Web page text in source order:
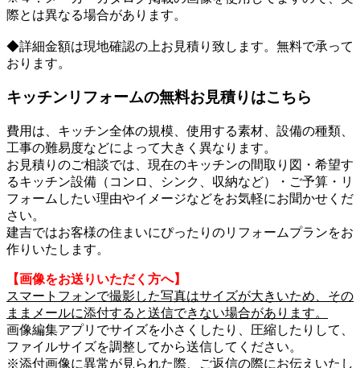
際とは異なる場合があります。
◆詳細金額は現地確認の上お見積り致します。無料で承って
おります。
キッチンリフォームの無料お見積りはこちら
費用は、キッチン全体の規模、使用する素材、設備の種類、
工事の難易度などによって大きく異なります。
お見積りのご相談では、現在のキッチンの間取り図・希望す
るキッチン設備（コンロ、シンク、収納など）・ご予算・リ
フォームしたい理由やイメージなどをお気軽にお聞かせくだ
さい。
建吉ではお客様の住まいにぴったりのリフォームプランをお
作りいたします。
【画像をお送りいただく方へ】
スマートフォンで撮影した写真はサイズが大きいため、その
ままメールに添付すると送信できない場合があります。
画像編集アプリでサイズを小さくしたり、圧縮したりして、
ファイルサイズを調整してから送信してください。
※添付画像に異常が見られた際、ご返信の際にお伝えいたし